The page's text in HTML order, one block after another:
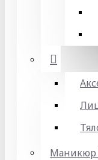
Маникюр